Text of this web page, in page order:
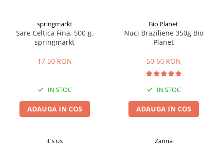
Memorie
Somn usor
Proteine
Batoane proteice
Produse instant
Atelierul de cafea si ceaiuri
springmarkt
Sare Celtica Fina, 500 g,
springmarkt
17,50 RON
IN STOC
ADAUGA IN COS
Bio Planet
Nuci Braziliene 350g Bio
Planet
50,60 RON
IN STOC
ADAUGA IN COS
it's us Zanna